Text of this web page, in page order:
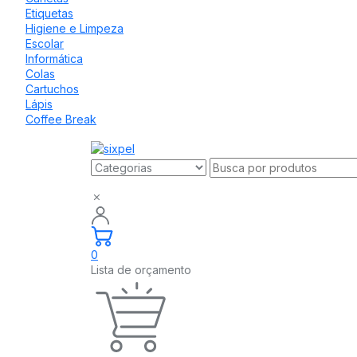
Etiquetas
Higiene e Limpeza
Escolar
Informática
Colas
Cartuchos
Lápis
Coffee Break
0
Lista de orçamento